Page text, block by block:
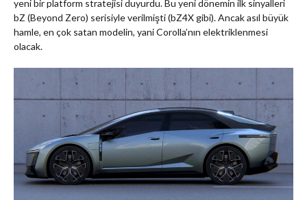
yeni bir platform stratejisi duyurdu. Bu yeni dönemin ilk sinyalleri
bZ (Beyond Zero) serisiyle verilmişti (bZ4X gibi). Ancak asıl büyük
hamle, en çok satan modelin, yani Corolla’nın elektriklenmesi
olacak.